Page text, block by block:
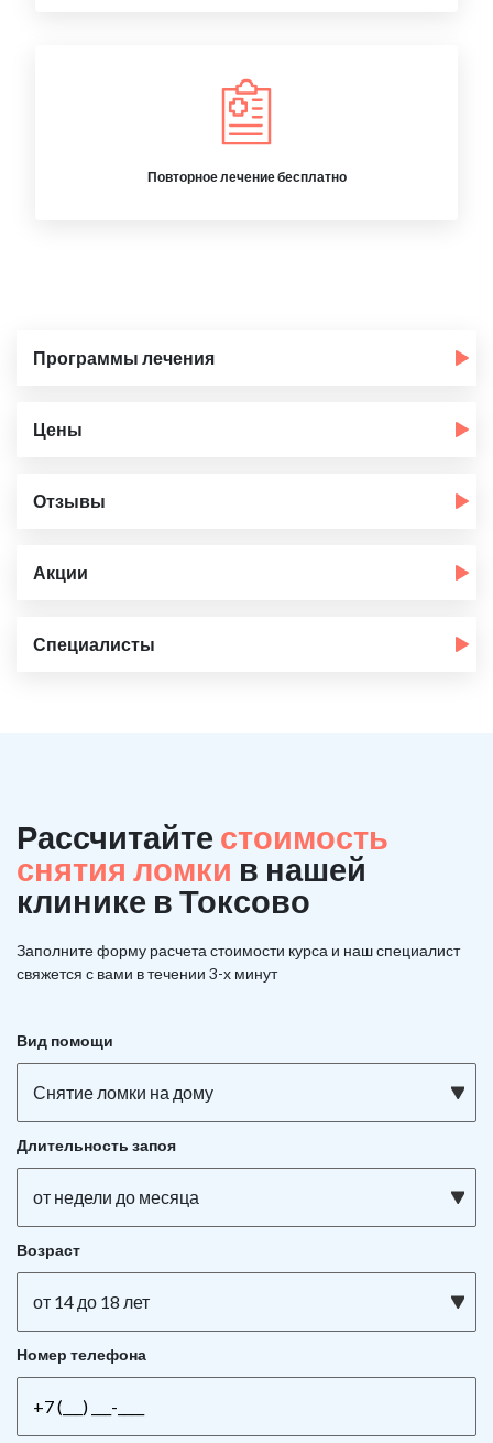
Повторное лечение бесплатно
Программы лечения
Цены
Отзывы
Акции
Специалисты
Рассчитайте стоимость
снятия ломки в нашей
клинике в Токсово
Заполните форму расчета стоимости курса и наш специалист
свяжется с вами в течении 3-х минут
Вид помощи
Снятие ломки на дому
Длительность запоя
от недели до месяца
Возраст
от 14 до 18 лет
Номер телефона